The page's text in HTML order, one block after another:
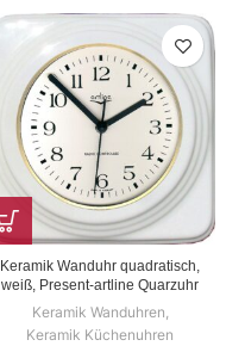
Keramik Wanduhr quadratisch,
weiß, Present-artline Quarzuhr
Keramik Wanduhren,
Keramik Küchenuhren